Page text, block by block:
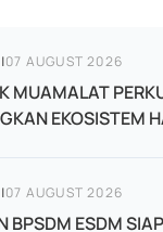
|07 AUGUST 2026
MUAMALAT
EKOSISTEM
|07 AUGUST 2026
BPSDM ESDM